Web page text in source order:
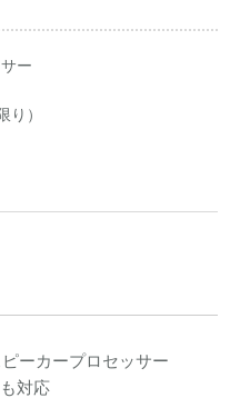
ー
り）
ピーカープロセッサー
も対応